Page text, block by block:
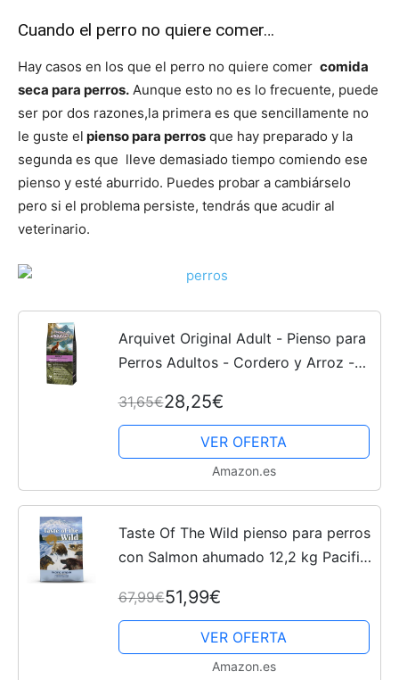
Cuando el perro no quiere comer…
Hay casos en los que el perro no quiere comer comida
seca para perros. Aunque esto no es lo frecuente, puede
ser por dos razones,la primera es que sencillamente no
le guste el pienso para perros que hay preparado y la
segunda es que lleve demasiado tiempo comiendo ese
pienso y esté aburrido. Puedes probar a cambiárselo
pero si el problema persiste, tendrás que acudir al
veterinario.
Arquivet Original Adult - Pienso para
Perros Adultos - Cordero y Arroz -
31,65€28,25€
VER OFERTA
Amazon.es
Taste Of The Wild pienso para perros
con Salmon ahumado 12,2 kg Pacific
67,99€51,99€
VER OFERTA
Amazon.es